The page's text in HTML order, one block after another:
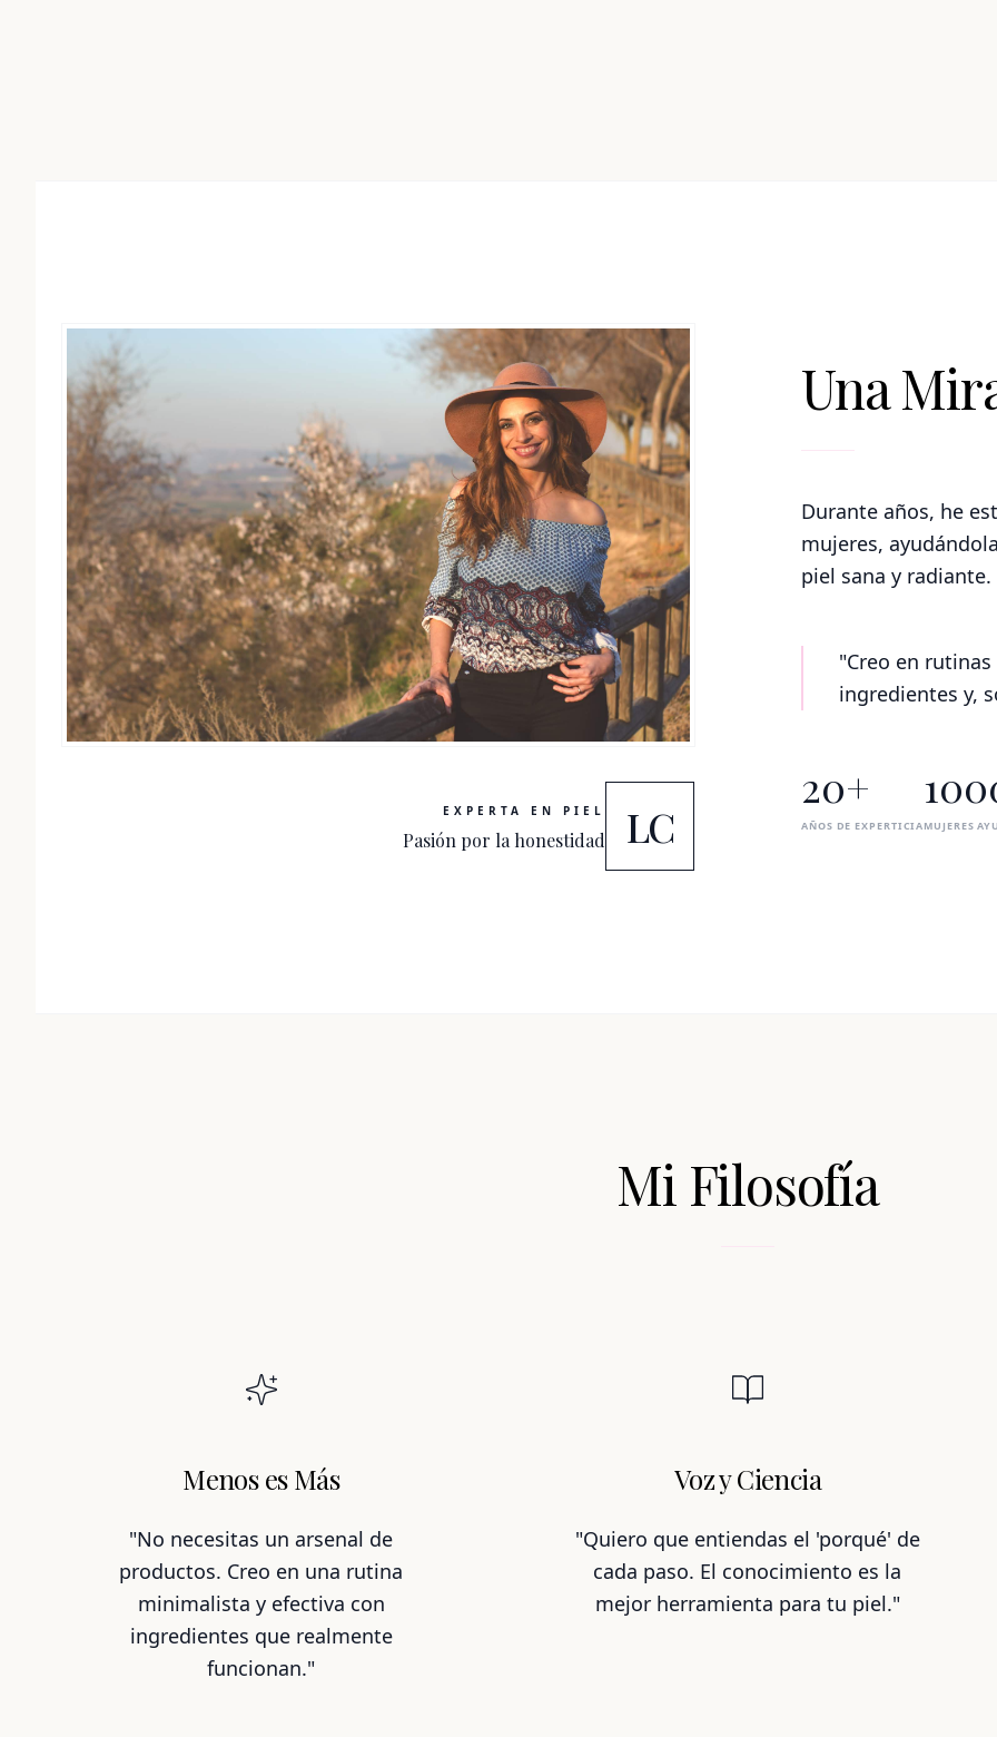
EXPERTA EN PIEL
Pasión por la honestidad LC
Una
Durante años, he
mujeres,
piel sana y radiante.
"Creo en
ingredientes y,
20+
AÑOS DE EXPERTICIAMUJERES
Mi Filosofía
Menos es Más
"No necesitas un arsenal de
productos. Creo en una rutina
minimalista y efectiva con
ingredientes que realmente
funcionan."
Voz y Ciencia
"Quiero que entiendas el 'porqué' de
cada paso. El conocimiento es la
mejor herramienta para tu piel."